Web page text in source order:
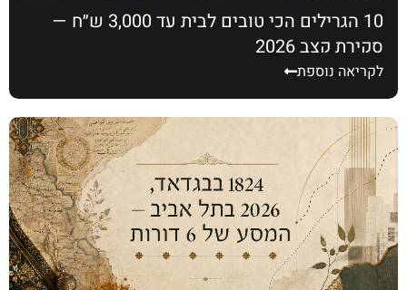
10 הגרילים הכי טובים לבית עד 3,000 ש״ח —
סקירת קצב 2026
לקריאה נוספת